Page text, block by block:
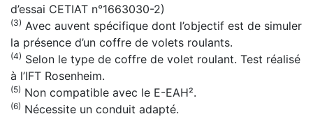
d’essai CETIAT n°1663030-2)
(3) Avec auvent spécifique dont l’objectif est de simuler
la présence d’un coffre de volets roulants.
(4) Selon le type de coffre de volet roulant. Test réalisé
à l’IFT Rosenheim.
(5) Non compatible avec le E-EAH².
(6) Nécessite un conduit adapté.